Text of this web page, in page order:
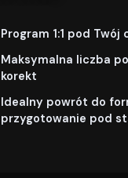
Program 1:1 pod Twój
Maksymalna liczba
korekt
Idealny powrót do
przygotowanie pod